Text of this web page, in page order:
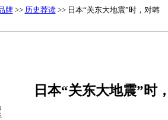
牌>> 历史荐读>> 日本“关东大地震”时，对韩
日本“关东大地震”时